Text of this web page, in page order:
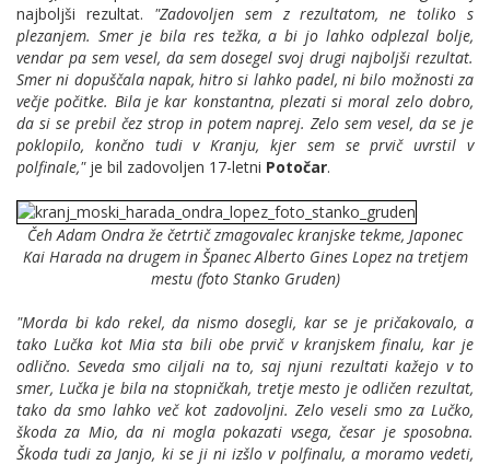
najboljši rezultat. "Zadovoljen sem z rezultatom, ne toliko s
plezanjem. Smer je bila res težka, a bi jo lahko odplezal bolje,
vendar pa sem vesel, da sem dosegel svoj drugi najboljši rezultat.
Smer ni dopuščala napak, hitro si lahko padel, ni bilo možnosti za
večje počitke. Bila je kar konstantna, plezati si moral zelo dobro,
da si se prebil čez strop in potem naprej. Zelo sem vesel, da se je
poklopilo, končno tudi v Kranju, kjer sem se prvič uvrstil v
polfinale,"je bil zadovoljen 17-letni Potočar.
Čeh Adam Ondra že četrtič zmagovalec kranjske tekme, Japonec
Kai Harada na drugem in Španec Alberto Gines Lopez na tretjem
mestu (foto Stanko Gruden)
"Morda bi kdo rekel, da nismo dosegli, kar se je pričakovalo, a
tako Lučka kot Mia sta bili obe prvič v kranjskem finalu, kar je
odlično. Seveda smo ciljali na to, saj njuni rezultati kažejo v to
smer, Lučka je bila na stopničkah, tretje mesto je odličen rezultat,
tako da smo lahko več kot zadovoljni. Zelo veseli smo za Lučko,
škoda za Mio, da ni mogla pokazati vsega, česar je sposobna.
Škoda tudi za Janjo, ki se ji ni izšlo v polfinalu, a moramo vedeti,